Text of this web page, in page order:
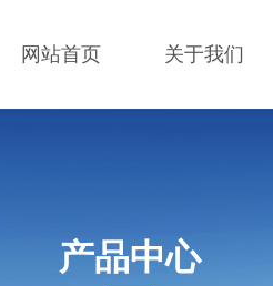
网站首页 关于我们
产品中心